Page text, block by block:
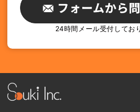
24時間メール受付してお